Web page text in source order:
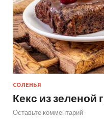
СОЛЕНЬЯ
Кекс из зеленой
Оставьте комментарий